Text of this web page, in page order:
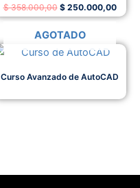
$358.000,00 $250.000,00
AGOTADO
Curso Avanzado de AutoCAD